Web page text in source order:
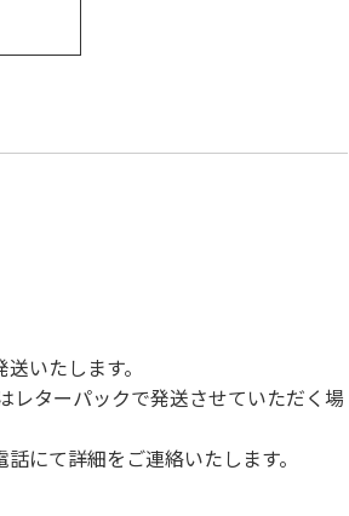
いたします。
レターパックで発送させていただく場
にて詳細をご連絡いたします。